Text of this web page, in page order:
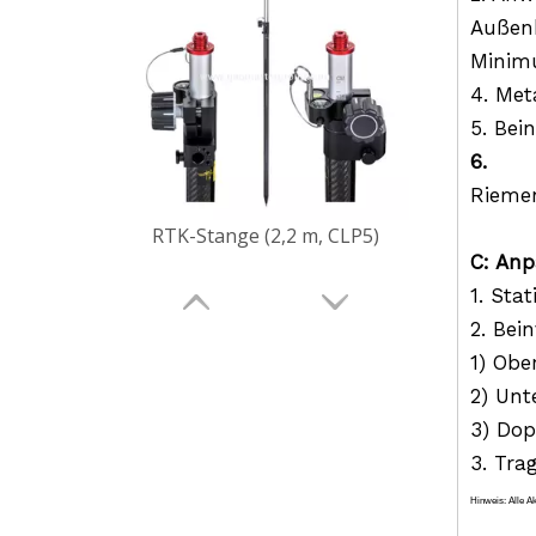
4.
5.
6.
C:
1.
2.
1)
2)
3)
3.
Hinweis: Alle